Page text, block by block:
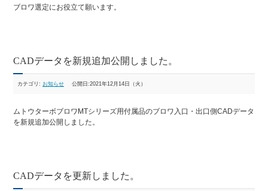
ブロワ選定にお役立て願います。
CADデータを新規追加公開しました。
カテゴリ: お知らせ 公開日:2021年12月14日（火）
ムトウターボブロワMTシリーズ用付属品のブロワ入口・出口側CADデータ
を新規追加公開しました。
CADデータを更新しました。